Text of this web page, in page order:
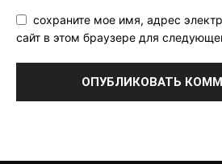
сохраните мое имя, адрес
сайт в этом браузере для